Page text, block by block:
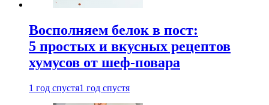
Восполняем белок в пост:
5 простых и вкусных рецептов
хумусов от шеф-повара
1 год спустя1 год спустя